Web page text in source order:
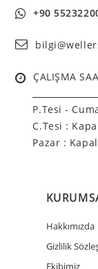
+90
ÇALIŞMA
P.Tesi -
C.Tesi :
Pazar :
Hakkımızda
Gizlilik
Ekibimiz